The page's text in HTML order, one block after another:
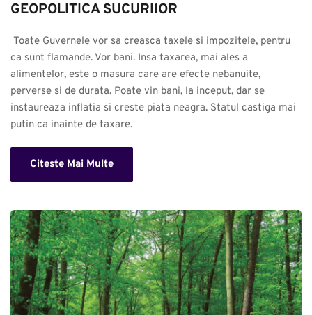
GEOPOLITICA SUCURIlOR
ca sunt flamande. Vor bani. Insa taxarea, mai ales a
alimentelor, este o masura care are efecte nebanuite,
perverse si de durata. Poate vin bani, la inceput, dar se
instaureaza inflatia si creste piata neagra. Statul castiga mai
putin ca inainte de taxare.
Citeste Mai Multe